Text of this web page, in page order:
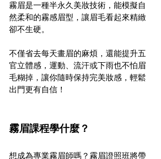
霧眉是一種半永久美妝技術，能模擬自
然柔和的霧感眉型，讓眉毛看起來精緻
卻不生硬。
不僅省去每天畫眉的麻煩，還能提升五
官立體感，運動、流汗或下雨也不怕眉
毛糊掉，讓你隨時保持完美妝感，輕鬆
出門更有自信！
霧眉課程學什麼？
想成為專業霧眉師嗎？霧眉證照班將帶